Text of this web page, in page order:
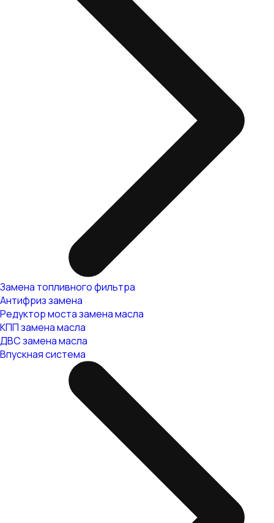
Замена топливного фильтра
Антифриз замена
Редуктор моста замена масла
КПП замена масла
ДВС замена масла
Впускная система